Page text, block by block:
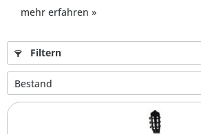
mehr erfahren »
Filtern